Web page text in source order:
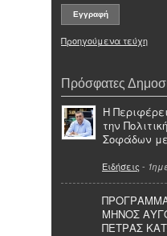
Προηγούμενα τεύχη
Πρόσφατες
Η
την
Σοφάδων
Ειδήσεις -
ΜΗΝΟΣ
ΠΕΤΡΑΣ